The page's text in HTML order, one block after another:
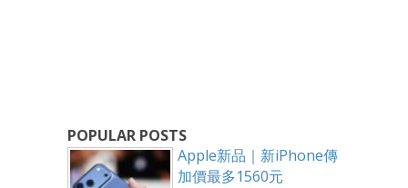
POPULAR POSTS
Apple新品｜新iPhone傳
加價最多1560元